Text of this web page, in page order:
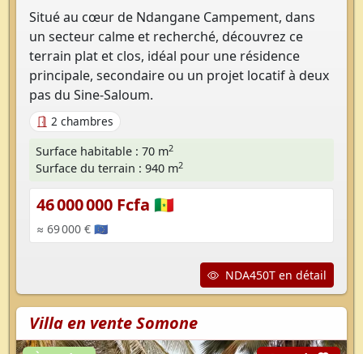
Situé au cœur de Ndangane Campement, dans
un secteur calme et recherché, découvrez ce
terrain plat et clos, idéal pour une résidence
principale, secondaire ou un projet locatif à deux
pas du Sine-Saloum.
2 chambres
Surface habitable : 70 m2
Surface du terrain : 940 m2
46 000 000 Fcfa 🇸🇳
≈ 69 000 € 🇪🇺
NDA450T en détail
Villa en vente Somone